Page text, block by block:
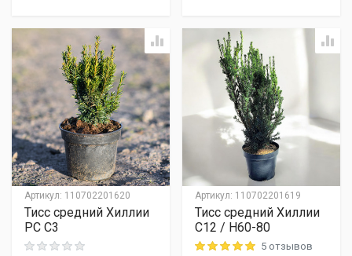
Артикул: 110702201620
Тисс средний Хиллии
PC C3
Rating: 0 out of 5
Артикул: 110702201619
Тисс средний Хиллии
C12 / H60-80
Rating: 5 out of 55 отзывов